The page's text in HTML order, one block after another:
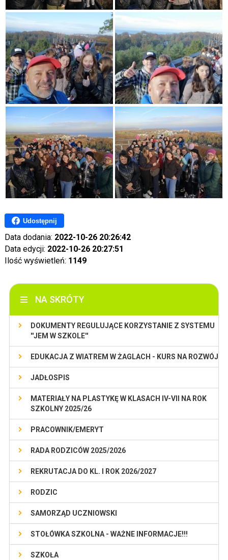
Udostępnij
Data dodania: 2022-10-26 20:26:42
Data edycji: 2022-10-26 20:27:51
Ilość wyświetleń: 1149
NA SKRÓTY
DOKUMENTY REGULUJĄCE KORZYSTANIE Z SYSTEMU
''JEM W SZKOLE''
EDUKACJA Z WIATREM W ŻAGLACH - KURS NA ROZWÓJ
JADŁOSPIS
MATERIAŁY NA PLASTYKĘ W KLASACH IV-VII NA ROK
SZKOLNY 2025/26
PRACOWNIK/EMERYT
RADA RODZICÓW 2025/2026
REKRUTACJA DO KL. I ROK 2026/2027
RODZIC
SAMORZĄD UCZNIOWSKI
STOŁÓWKA SZKOLNA - WAŻNE INFORMACJE!!!
SZKOŁA